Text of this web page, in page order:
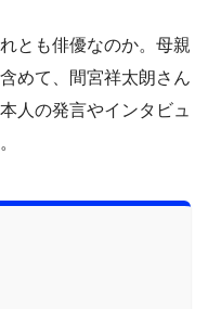
とも俳優なのか。母親
めて、間宮祥太朗さん
人の発言やインタビュ